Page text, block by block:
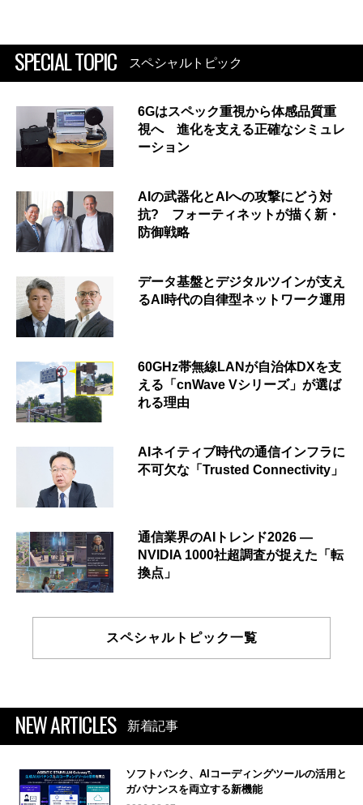
SPECIAL TOPIC スペシャルトピック
6Gはスペック重視から体感品質重
視へ 進化を支える正確なシミュレ
ーション
AIの武器化とAIへの攻撃にどう対
抗? フォーティネットが描く新・
防御戦略
データ基盤とデジタルツインが支え
るAI時代の自律型ネットワーク運用
60GHz帯無線LANが自治体DXを支
える「cnWave Vシリーズ」が選ば
れる理由
AIネイティブ時代の通信インフラに
不可欠な「Trusted Connectivity」
通信業界のAIトレンド2026 ―
NVIDIA 1000社超調査が捉えた「転
換点」
スペシャルトピック一覧
NEW ARTICLES 新着記事
ソフトバンク、AIコーディングツールの活用と
ガバナンスを両立する新機能